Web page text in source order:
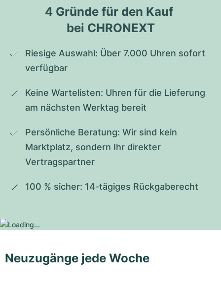
4 Gründe für den Kauf
bei CHRONEXT
Riesige Auswahl: Über 7.000 Uhren sofort
verfügbar
Keine Wartelisten: Uhren für die Lieferung
am nächsten Werktag bereit
Persönliche Beratung: Wir sind kein
Marktplatz, sondern Ihr direkter
Vertragspartner
100 % sicher: 14-tägiges Rückgaberecht
Neuzugänge jede Woche